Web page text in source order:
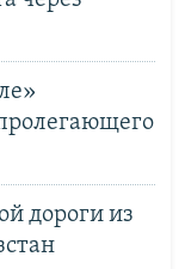
дороги из